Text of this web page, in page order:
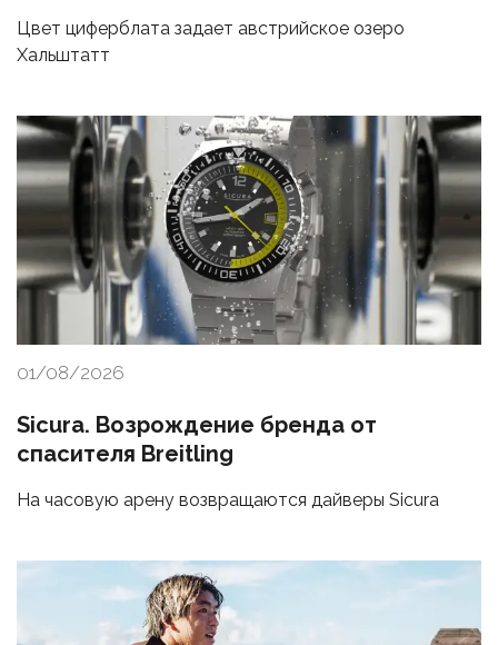
Цвет циферблата задает австрийское озеро
Хальштатт
01/08/2026
Sicura. Возрождение бренда от
спасителя Breitling
На часовую арену возвращаются дайверы Sicura